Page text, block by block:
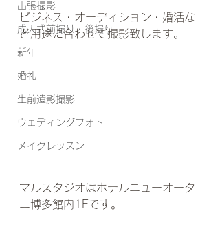
出張撮影
成人式前撮り・後撮り
新年
婚礼
生前遺影撮影
ウェディングフォト
メイクレッスン
ビジネス・オーディション・婚活な
ど用途に合わせて撮影致します。
マルスタジオはホテルニューオータ
ニ博多館内1Fです。